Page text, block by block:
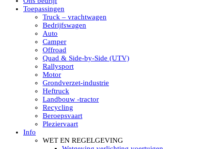
LED WERKLAMPEN
Model werklamp
Led werklamp vierkant
Led werklamp ovaal
Led werklamp kleur wit
Combinatie LED werklampen
Led achteruitrijverlichting
Led onderbouw achteruitrijlamp
Led werklamp industrieel
Led veiligheidsverlichting
Led werklamp tractor
Led werklamp ADR
Led werklamp drukwaterdicht IP69K
Led werklampen assortiment Tralert
Led breedstralers Lazer
Toepassingen
Truck – vrachtwagen
Bedrijfswagen
Auto
Camper
Offroad
Quad & Side-by-Side (UTV)
Rallysport
Motor
Grondverzet-industrie
Heftruck
Landbouw -tractor
Recycling
Beroepsvaart
Pleziervaart
Info
WET EN REGELGEVING